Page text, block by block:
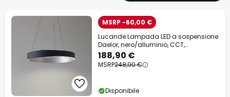
MSRP -60,00 €
Lucande Lampada LED a sospensione
Daelor, nero/alluminio, CCT,
dimmerabile
188,90 €
MSRP248,90 €
Disponibile